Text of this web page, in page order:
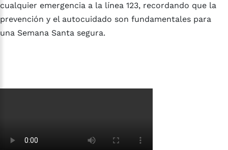
cualquier emergencia a la línea 123, recordando que la
prevención y el autocuidado son fundamentales para
una Semana Santa segura.